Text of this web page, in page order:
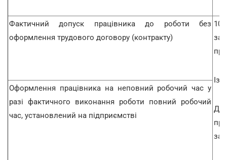
Фактичний допуск працівника до роботи без
оформлення трудового договору (контракту)
10
Із
До
Оформлення працівника на неповний робочий час у
разі фактичного виконання роботи повний робочий
час, установлений на підприємстві